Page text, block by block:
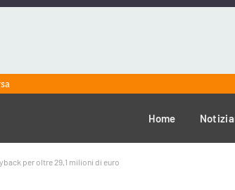
Home
per oltre 29,1 milioni di euro